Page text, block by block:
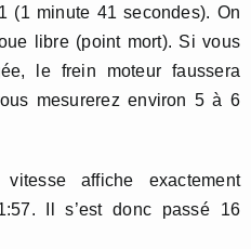
(1 minute 41 secondes). On
libre (point mort). Si vous
le frein moteur faussera
mesurerez environ 5 à 6
affiche exactement
Il s’est donc passé 16